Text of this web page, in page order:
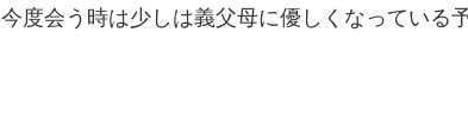
今度会う時は少しは義父母に優しくなっている